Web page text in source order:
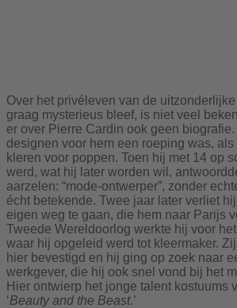
Over het privéleven van de
graag mysterieus bleef, is niet veel
er over Pierre Cardin ook geen
designen voor hem een roeping was, als
kleren voor poppen. Toen hij met 14 op
werd, wat hij later worden wil,
aarzelen: “mode-ontwerper”, zonder
écht betekende. Twee jaar later verliet
eigen weg te gaan, die hem naar Parijs
Tweede Wereldoorlog werkte hij voor
waar hij opgeleid werd tot kleermaker.
hier bevestigd en hij ging op zoek naar
werkgever, die hij ook snel vond bij het
Hier ontwierp het jonge talent kostuums
‘Beauty and the Beast.’